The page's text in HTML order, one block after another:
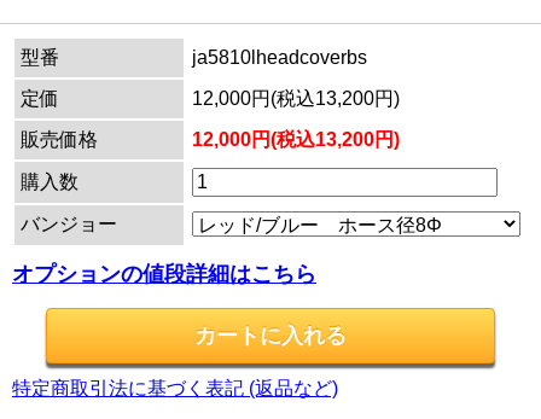
型番
ja5810lheadcoverbs
定価
12,000円(税込13,200円)
販売価格
12,000円(税込13,200円)
購入数
バンジョー
オプションの値段詳細はこちら
特定商取引法に基づく表記 (返品など)